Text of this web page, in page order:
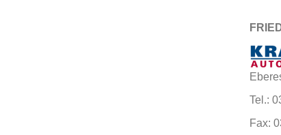
Tel.:
Fax: